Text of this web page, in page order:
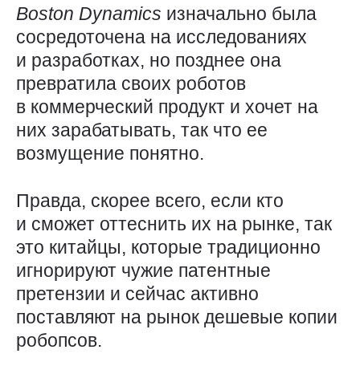
Boston Dynamics изначально была
сосредоточена на исследованиях
и разработках, но позднее она
превратила своих роботов
в коммерческий продукт и хочет на
них зарабатывать, так что ее
возмущение понятно.
Правда, скорее всего, если кто
и сможет оттеснить их на рынке, так
это китайцы, которые традиционно
игнорируют чужие патентные
претензии и сейчас активно
поставляют на рынок дешевые копии
робопсов.